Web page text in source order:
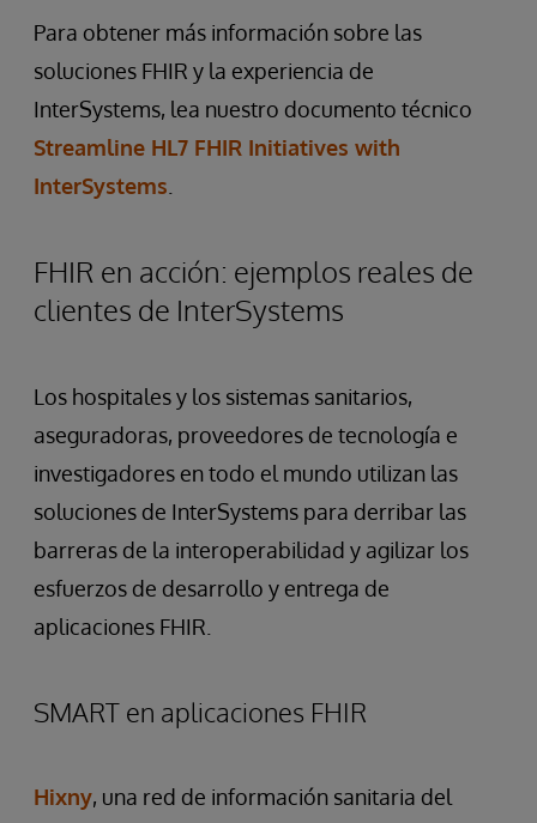
Para obtener más información sobre las
soluciones FHIR y la experiencia de
InterSystems, lea nuestro documento técnico
Streamline HL7 FHIR Initiatives with
InterSystems
FHIR en acción: ejemplos reales de
clientes de InterSystems
Los hospitales y los sistemas sanitarios,
aseguradoras, proveedores de tecnología e
investigadores en todo el mundo utilizan las
soluciones de InterSystems para derribar las
barreras de la interoperabilidad y agilizar los
esfuerzos de desarrollo y entrega de
aplicaciones FHIR.
SMART en aplicaciones FHIR
Hixny, una red de información sanitaria del